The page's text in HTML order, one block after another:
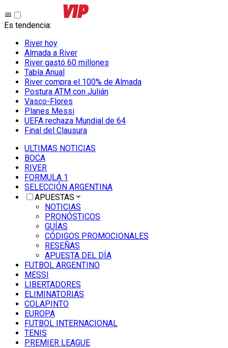
Es tendencia:
River hoy
Almada a River
River gastó 60 millones
Tabla Anual
River compra el 100% de Almada
Postura ATM con Julián
Vasco-Flores
Planes Messi
UEFA rechaza Mundial de 64
Final del Clausura
ULTIMAS NOTICIAS
BOCA
RIVER
FORMULA 1
SELECCIÓN ARGENTINA
APUESTAS
NOTICIAS
PRONÓSTICOS
GUÍAS
CÓDIGOS PROMOCIONALES
RESEÑAS
APUESTA DEL DÍA
FUTBOL ARGENTINO
MESSI
LIBERTADORES
ELIMINATORIAS
COLAPINTO
EUROPA
FUTBOL INTERNACIONAL
TENIS
PREMIER LEAGUE